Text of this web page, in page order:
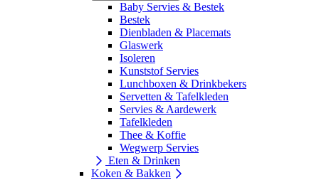
Baby Servies & Bestek
Bestek
Dienbladen & Placemats
Glaswerk
Isoleren
Kunststof Servies
Lunchboxen & Drinkbekers
Servetten & Tafelkleden
Servies & Aardewerk
Tafelkleden
Thee & Koffie
Wegwerp Servies
Eten & Drinken
Koken & Bakken